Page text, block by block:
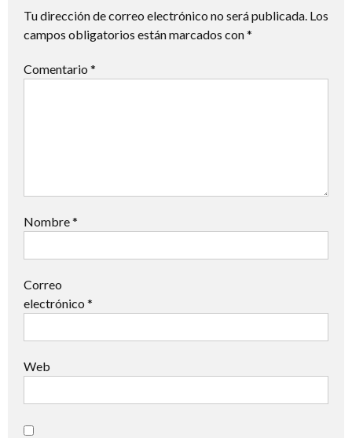
Tu dirección de correo electrónico no será publicada. Los
campos obligatorios están marcados con*
Comentario *
Nombre*
Correo
electrónico *
Web